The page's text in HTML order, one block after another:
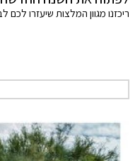
ריכזנו מגוון המלצות שיעזרו